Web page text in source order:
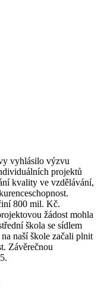
vyhlásilo výzvu
projektů
kvality ve vzdělávání,
800 mil. Kč.
žádost mohla
škola se sídlem
naší škole začali plnit
Závěrečnou